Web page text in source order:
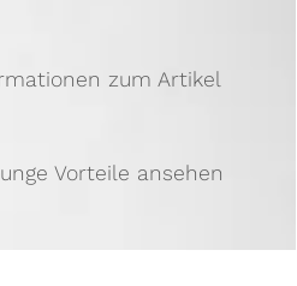
zum Artikel
Vorteile ansehen